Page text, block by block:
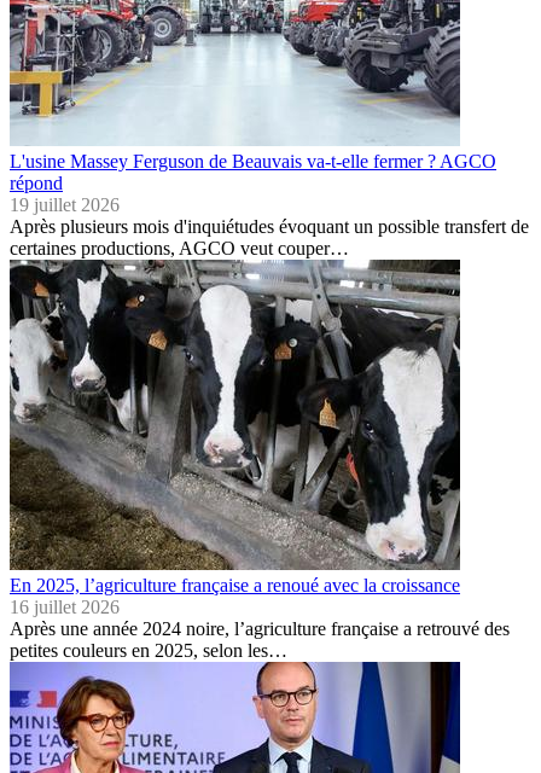
L'usine Massey Ferguson de Beauvais va-t-elle fermer ? AGCO
répond
19 juillet 2026
Après plusieurs mois d'inquiétudes évoquant un possible transfert de
certaines productions, AGCO veut couper…
En 2025, l’agriculture française a renoué avec la croissance
16 juillet 2026
Après une année 2024 noire, l’agriculture française a retrouvé des
petites couleurs en 2025, selon les…